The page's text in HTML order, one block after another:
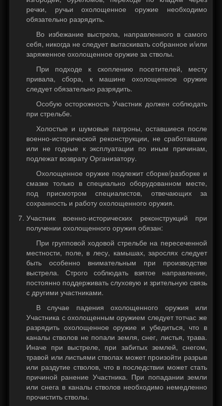
речки, ручьи охолощенное оружие необходимо
обязательно разрядить.
Во избежание выстрела, направленного в самого
себя, никогда не следует вытаскивать собранное и/или
заряженное охолощенное оружие за стволы.
При подходе к скоплению посетителей, месту
привала, сбора, к машине охолощенное оружие
следует обязательно разрядить.
Особую осторожность Участник должен соблюдать
при стрельбе.
Холостые и шумовые патроны, оставшиеся после
военно-исторической реконструкции, не сработавшие
или не годные к эксплуатации по иным причинам,
подлежат возврату Организатору.
Охолощенное оружие подлежит сборке/разборке и
смазке только в специально оборудованном месте,
под присмотром специалистов, отвечающих за
сохранность и работу охолощенного оружия.
Участник военно-исторических реконструкций при
получении охолощенного оружия обязан:
При групповой ходовой стрельбе на пересеченной
местности, поле, в лесу, камышах, зарослях следует
быть особенно внимательным при производстве
выстрела. Строго соблюдать взятое направление,
постоянно поддерживать слуховую и зрительную связь
с другими участниками.
В случае падения охолощенного оружия или
Участника с охолощенным оружием следует тотчас же
разрядить охолощенное оружие и убедиться, что в
каналы стволов не попали земля, снег, листья, трава.
Иначе при выстреле, при забитых землей, снегом,
травой или листьями стволах может произойти разрыв
или раздутие стволов, что в последствии может стать
причиной ранение Участника. При попадании земли
или снега в каналы стволов необходимо немедленно
прочистить стволы.